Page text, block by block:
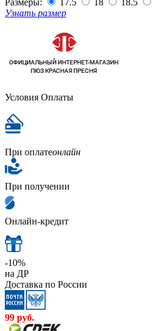
Размеры: 17.5 18 18.5
Узнать размер
Условия Оплаты
При оплатеонлайн
При получении
Онлайн-кредит
-10%
на ДР
Доставка по России
99 руб.